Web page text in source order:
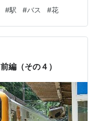
間で周辺散策。駅入
きゅうり畑に出まし
」ですって！ 阿武隈
時37分発の
を出発。車窓からは、
#駅 #バス #花
編（その４）